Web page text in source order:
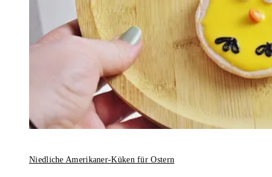
Niedliche Amerikaner-Küken für Ostern